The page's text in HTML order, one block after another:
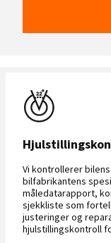
Vi kontrollerer
bilfabrikantens
måledatarapport,
sjekkliste som
justeringer og
hjulstillingskontroll